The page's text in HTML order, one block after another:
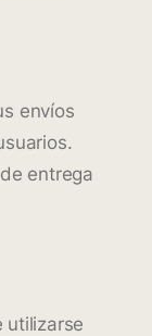
envíos
entrega
utilizarse